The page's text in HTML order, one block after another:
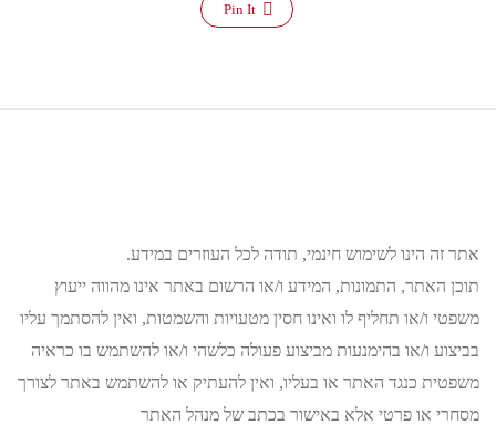
Pin It
אתר זה הינו לשימוש חינמי, תודה לכל העוזרים במידע.
תוכן האתר, התמונות, המידע ו/או הרשום באתר אינו מהווה ייעוץ
משפטי ו/או תחליף לו ואינו חסין מטעויות והשמטות, ואין להסתמך עליו
בביצוע ו/או בהימנעות מביצוע פעולה כלשהי ו/או להשתמש בו כראיה
משפטית כנגד האתר או בעליו, ואין להעתיק או להשתמש באתר לצורך
מסחרי או פרטי אלא באישור בכתב של מנהל האתר